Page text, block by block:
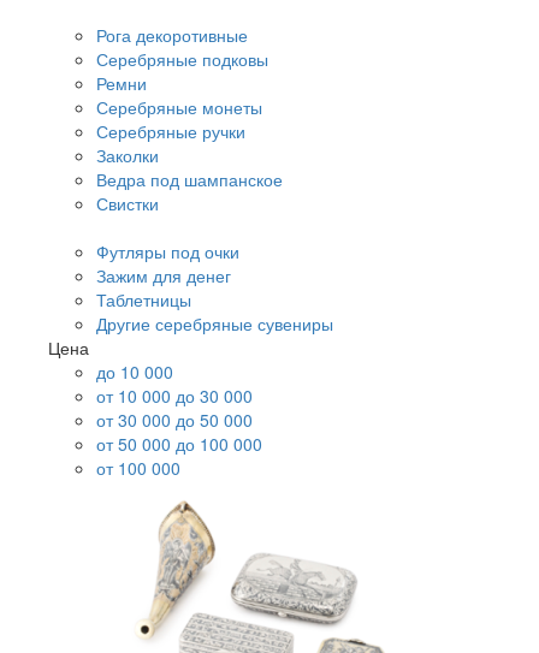
Рога декоротивные
Серебряные подковы
Ремни
Серебряные монеты
Серебряные ручки
Заколки
Ведра под шампанское
Свистки
Футляры под очки
Зажим для денег
Таблетницы
Другие серебряные сувениры
Цена
до 10 000
от 10 000 до 30 000
от 30 000 до 50 000
от 50 000 до 100 000
от 100 000